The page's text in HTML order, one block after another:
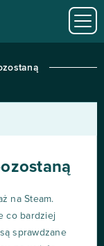
na Steam.
co bardziej
sprawdzane